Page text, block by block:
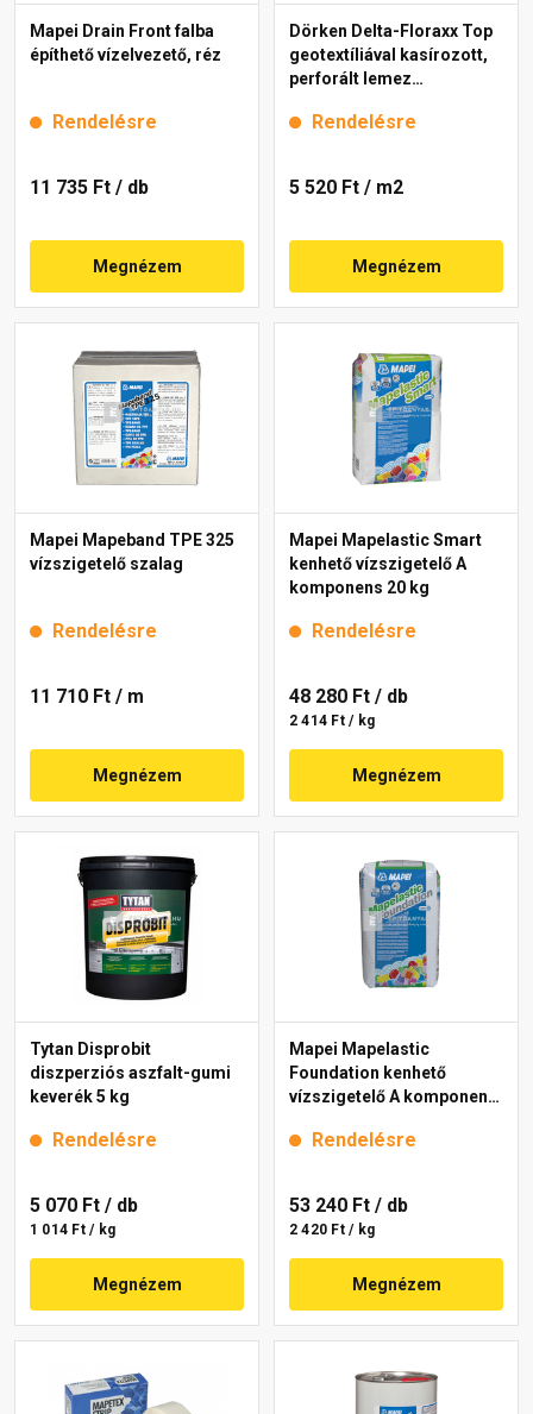
Mapei Drain Front falba
építhető vízelvezető, réz
Rendelésre
11 735 Ft / db
Megnézem
Dörken Delta-Floraxx Top
geotextíliával kasírozott,
perforált lemez
Rendelésre
5 520 Ft / m2
Megnézem
Mapei Mapeband TPE 325
vízszigetelő szalag
Rendelésre
11 710 Ft / m
Megnézem
Mapei Mapelastic Smart
kenhető vízszigetelő A
komponens 20 kg
Rendelésre
48 280 Ft / db
2 414 Ft / kg
Megnézem
Tytan Disprobit
diszperziós aszfalt-gumi
keverék 5 kg
Rendelésre
5 070 Ft / db
1 014 Ft / kg
Megnézem
Mapei Mapelastic
Foundation kenhető
vízszigetelő A komponens
Rendelésre
53 240 Ft / db
2 420 Ft / kg
Megnézem